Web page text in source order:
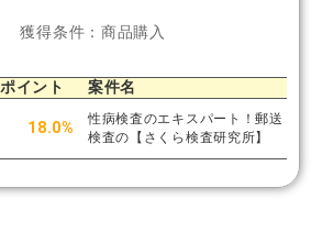
獲得条件：商品購入
ポイント 案件名
18.0%
性病検査のエキスパート！郵送
検査の【さくら検査研究所】